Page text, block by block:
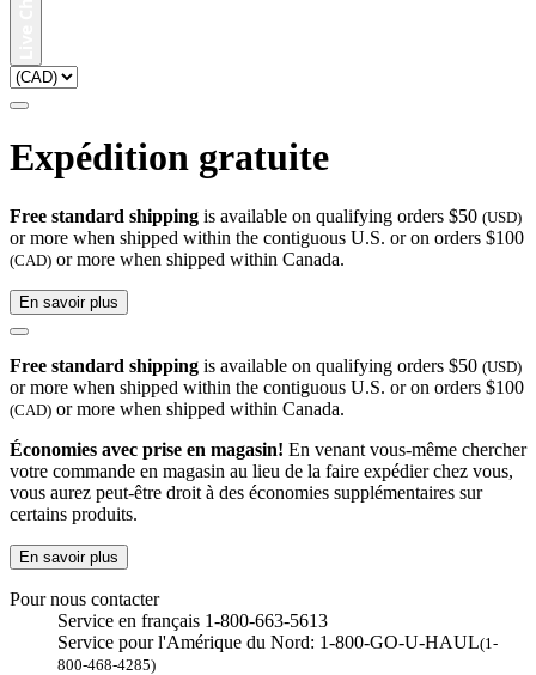
Expédition gratuite
Free standard shipping is available on qualifying orders $50 (USD)
or more when shipped within the contiguous U.S. or on orders $100
(CAD) or more when shipped within Canada.
En savoir plus
Free standard shipping is available on qualifying orders $50 (USD)
or more when shipped within the contiguous U.S. or on orders $100
(CAD) or more when shipped within Canada.
Économies avec prise en magasin! En venant vous-même chercher
votre commande en magasin au lieu de la faire expédier chez vous,
vous aurez peut-être droit à des économies supplémentaires sur
certains produits.
En savoir plus
Pour nous contacter
Service en français 1-800-663-5613
Service pour l'Amérique du Nord: 1-800-GO-U-HAUL(1-
800-468-4285)